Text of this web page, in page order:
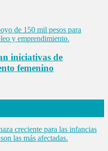
iniciativas de
femenino